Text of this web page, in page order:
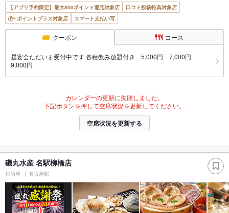
【アプリ予約限定】最大800ポイント還元対象店
口コミ投稿特典対象店
ポイントプラス対象店
スマート支払い可
クーポン コース
昼宴会ただいま受付中です 各種飲み放題付き 5,000円 7,000円
9,000円
カレンダーの更新に失敗しました。
下記ボタンを押して空席状況を更新してください。
空席状況を更新する
磯丸水産 名駅柳橋店
居酒屋 名古屋駅